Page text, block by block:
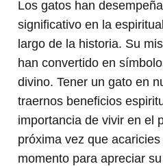
Los gatos han
significativo en la
largo de la historia. Su
han convertido en
divino. Tener un gato en
traernos beneficios
importancia de vivir en el
próxima vez que
momento para apreciar